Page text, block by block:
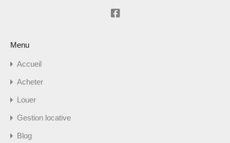
Menu
Accueil
Acheter
Louer
Gestion locative
Blog